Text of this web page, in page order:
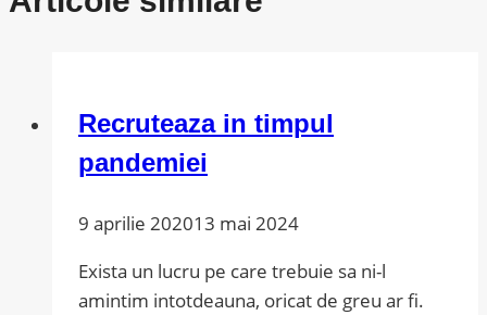
Recruteaza in timpul
pandemiei
9 aprilie 202013 mai 2024
Exista un lucru pe care trebuie sa ni-l
amintim intotdeauna, oricat de greu ar fi.